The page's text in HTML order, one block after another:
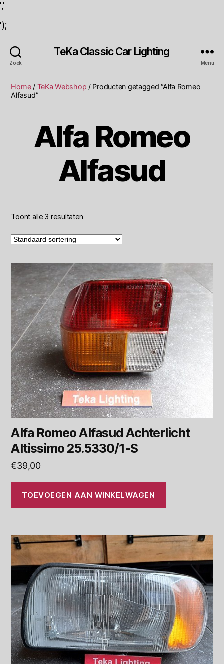
','
');
Zoek
TeKa Classic Car Lighting
Menu
Home/ TeKa Webshop / Producten getagged “Alfa Romeo
Alfasud”
Alfa Romeo
Alfasud
Toont alle 3 resultaten
Alfa Romeo Alfasud Achterlicht
Altissimo 25.5330/1-S
€39,00
TOEVOEGEN AAN WINKELWAGEN